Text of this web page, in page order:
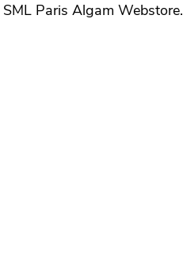
SML Paris Algam Webstore.